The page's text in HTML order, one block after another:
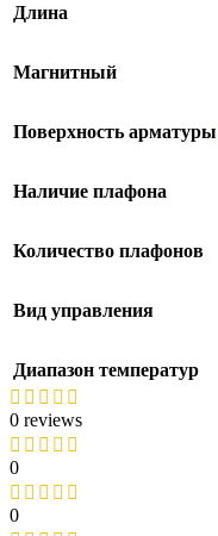
Длина
Магнитный
Поверхность арматуры
Наличие плафона
Количество плафонов
Вид управления
Диапазон температур
0 reviews
0
0